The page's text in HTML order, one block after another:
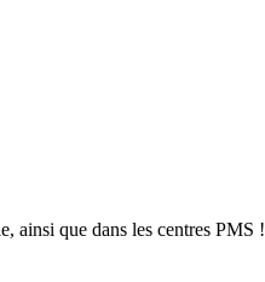
ainsi que dans les centres PMS !